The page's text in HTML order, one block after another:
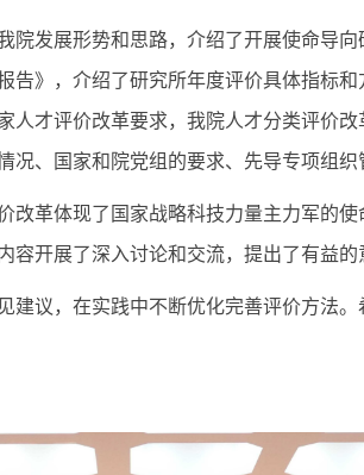
发展形势和思路，介绍了开展使命导
》，介绍了研究所年度评价具体指标
才评价改革要求，我院人才分类评价
、国家和院党组的要求、先导专项组织
革体现了国家战略科技力量主力军的
开展了深入讨论和交流，提出了有益的
议，在实践中不断优化完善评价方法